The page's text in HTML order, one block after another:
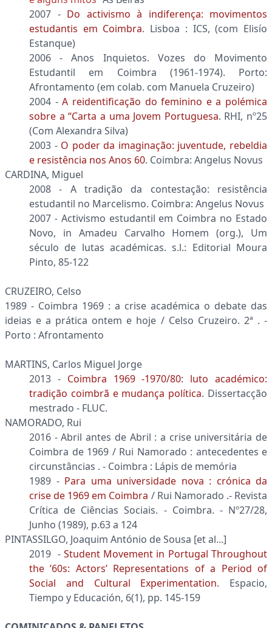
2007 - Do activismo à indiferença: movimentos
estudantis em Coimbra. Lisboa : ICS, (com Elisío
Estanque)
2006 - Anos Inquietos. Vozes do Movimento
Estudantil em Coimbra (1961-1974). Porto:
Afrontamento (em colab. com Manuela Cruzeiro)
2004 - A reidentificação do feminino e a polémica
sobre a “Carta a uma Jovem Portuguesa. RHI, nº25
(Com Alexandra Silva)
2003 - O poder da imaginação: juventude, rebeldia
e resistência nos Anos 60. Coimbra: Angelus Novus
CARDINA, Miguel
2008 - A tradição da contestação: resistência
estudantil no Marcelismo. Coimbra: Angelus Novus
2007 - Activismo estudantil em Coimbra no Estado
Novo, in Amadeu Carvalho Homem (org.), Um
século de lutas académicas. s.l.: Editorial Moura
Pinto, 85-122
CRUZEIRO, Celso
1989 - Coimbra 1969 : a crise académica o debate das
ideias e a prática ontem e hoje / Celso Cruzeiro. 2ª . -
Porto : Afrontamento
MARTINS, Carlos Miguel Jorge
2013 - Coimbra 1969 -1970/80: luto académico:
tradição coimbrã e mudança política. Dissertacção
mestrado - FLUC.
NAMORADO, Rui
2016 - Abril antes de Abril : a crise universitária de
Coimbra de 1969 / Rui Namorado : antecedentes e
circunstâncias . - Coimbra : Lápis de memória
1989 - Para uma universidade nova : crónica da
crise de 1969 em Coimbra / Rui Namorado .- Revista
Crítica de Ciências Sociais. - Coimbra. - Nº27/28,
Junho (1989), p.63 a 124
PINTASSILGO, Joaquim António de Sousa [et al...]
2019 - Student Movement in Portugal Throughout
the ’60s: Actors’ Representations of a Period of
Social and Cultural Experimentation. Espacio,
Tiempo y Educación, 6(1), pp. 145-159